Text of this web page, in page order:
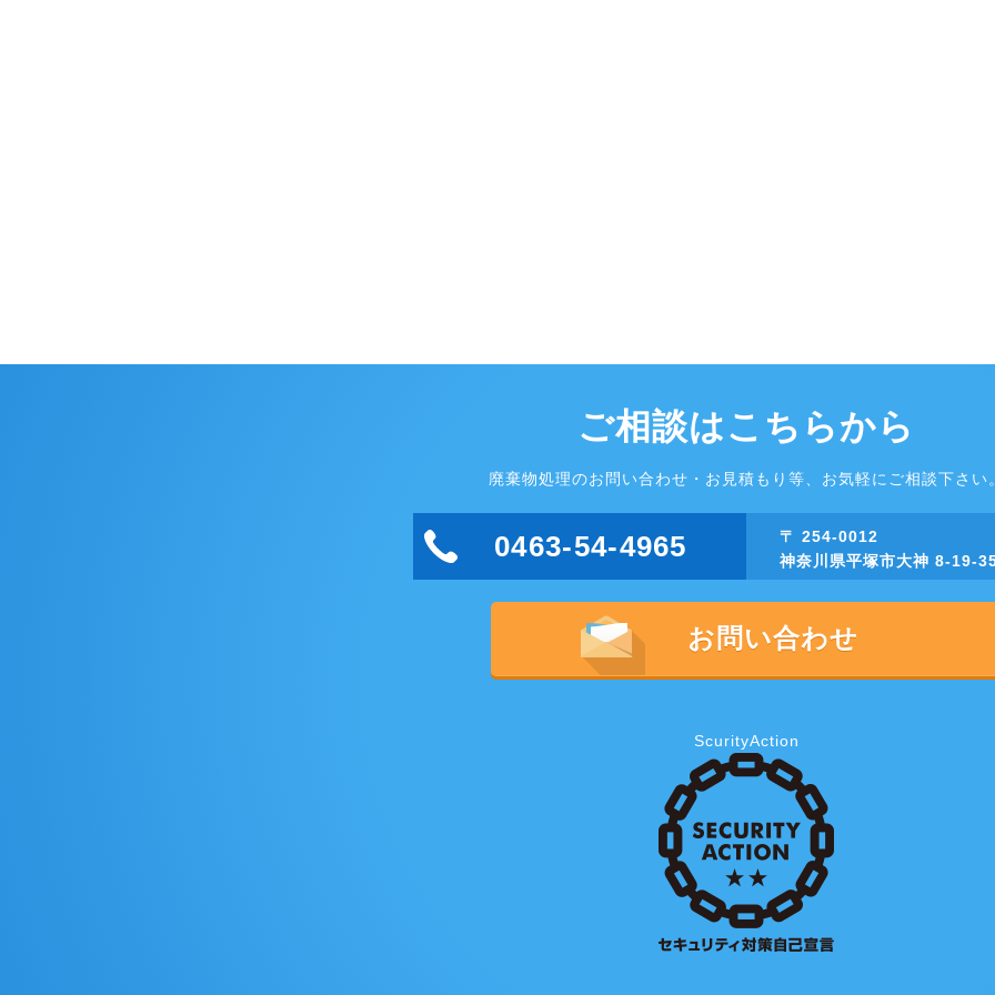
ご相談はこちらから
廃棄物処理のお問い合わせ・お見積もり等、お気軽にご相談下さい
0463-54-4965
〒 254-0012
神奈川県平塚市大神 8-19-
お問い合わせ
ScurityAction